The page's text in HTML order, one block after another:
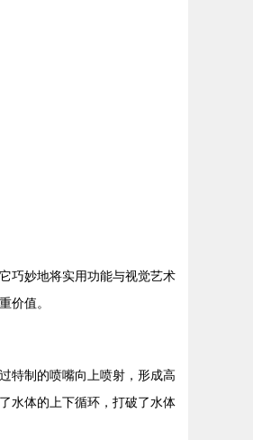
巧妙地将实用功能与视觉艺术
价值。
特制的喷嘴向上喷射，形成高
水体的上下循环，打破了水体